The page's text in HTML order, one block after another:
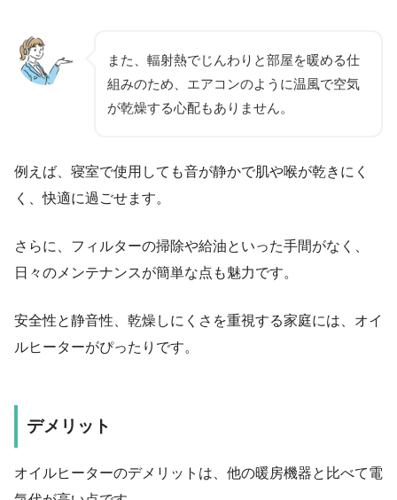
また、輻射熱でじんわりと部屋を暖める仕
組みのため、エアコンのように温風で空気
が乾燥する心配もありません。
例えば、寝室で使用しても音が静かで肌や喉が乾きにく
く、快適に過ごせます。
さらに、フィルターの掃除や給油といった手間がなく、
日々のメンテナンスが簡単な点も魅力です。
安全性と静音性、乾燥しにくさを重視する家庭には、オイ
ルヒーターがぴったりです。
デメリット
オイルヒーターのデメリットは、他の暖房機器と比べて電